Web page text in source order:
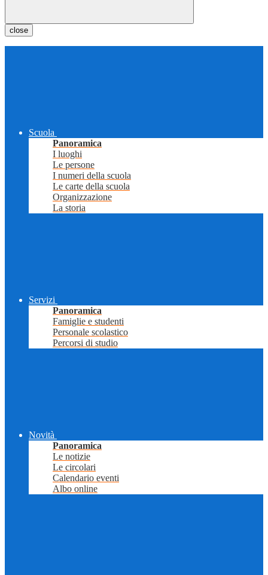
close
Scuola
Panoramica
I luoghi
Le persone
I numeri della scuola
Le carte della scuola
Organizzazione
La storia
Servizi
Panoramica
Famiglie e studenti
Personale scolastico
Percorsi di studio
Novità
Panoramica
Le notizie
Le circolari
Calendario eventi
Albo online